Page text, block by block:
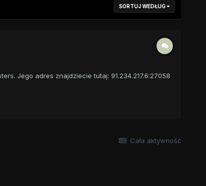
SORTUJ WEDŁUG
Jego adres znajdziecie tutaj: 91.234.217.6:27058
Cała aktywność